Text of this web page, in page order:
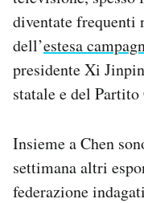
diventate
dell’estesa
presidente Xi
statale e del
Insieme a Chen
settimana altri
federazione